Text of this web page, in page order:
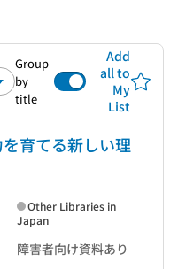
Group
by
title
Add
all to
My
List
育てる新しい理
障害者向け資料あり
Other Libraries in
Japan